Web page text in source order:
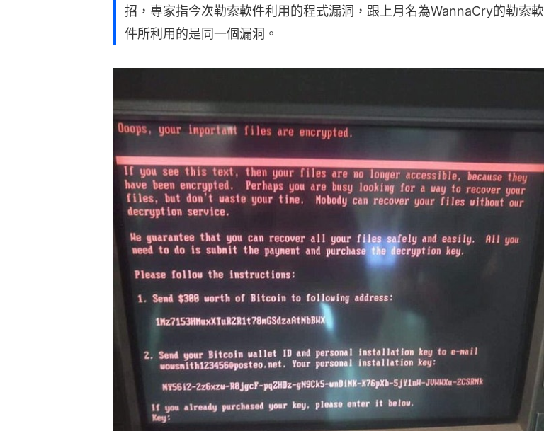
招，專家指今次勒索軟件利用的程式漏洞，跟上月名為WannaCry的勒索軟
件所利用的是同一個漏洞。